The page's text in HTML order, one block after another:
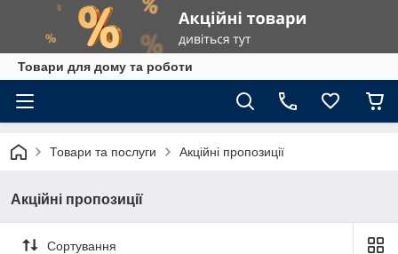
Товари для дому та роботи
Товари та послуги Акційні пропозиції
Акційні пропозиції
Сортування